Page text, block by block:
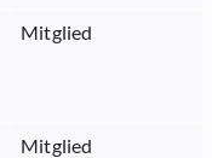
Mitglied
Mitglied